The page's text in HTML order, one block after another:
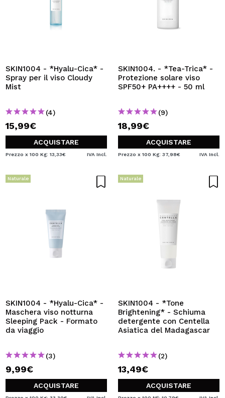
SKIN1004 - *Hyalu-Cica* -
Spray per il viso Cloudy
Mist
(4)
15,99€
ACQUISTARE
Prezzo x 100 Kg: 13,33€ IVA Incl.
SKIN1004. - *Tea-Trica* -
Protezione solare viso
SPF50+ PA++++ - 50 ml
(9)
18,99€
ACQUISTARE
Prezzo x 100 Kg: 37,98€ IVA Incl.
Naturale
SKIN1004 - *Hyalu-Cica* -
Maschera viso notturna
Sleeping Pack - Formato
da viaggio
(3)
9,99€
ACQUISTARE
Naturale
SKIN1004 - *Tone
Brightening* - Schiuma
detergente con Centella
Asiatica del Madagascar
(2)
13,49€
ACQUISTARE